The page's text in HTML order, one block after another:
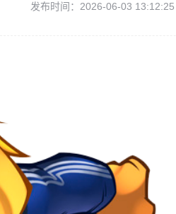
发布时间：2026-06-03 13:12:25